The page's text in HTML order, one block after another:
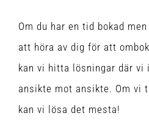
Om du har en tid bokad
att höra av dig för att
kan vi hitta lösningar där vi
ansikte mot ansikte. Om vi
kan vi lösa det mesta!